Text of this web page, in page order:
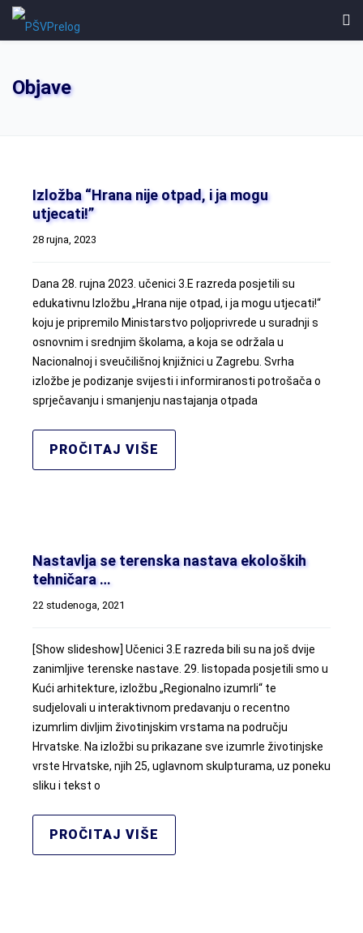
Objave
Izložba “Hrana nije otpad, i ja mogu
utjecati!”
28 rujna, 2023
Dana 28. rujna 2023. učenici 3.E razreda posjetili su
edukativnu Izložbu „Hrana nije otpad, i ja mogu utjecati!“
koju je pripremilo Ministarstvo poljoprivrede u suradnji s
osnovnim i srednjim školama, a koja se održala u
Nacionalnoj i sveučilišnoj knjižnici u Zagrebu. Svrha
izložbe je podizanje svijesti i informiranosti potrošača o
sprječavanju i smanjenju nastajanja otpada
PROČITAJ VIŠE
Nastavlja se terenska nastava ekoloških
tehničara …
22 studenoga, 2021
[Show slideshow] Učenici 3.E razreda bili su na još dvije
zanimljive terenske nastave. 29. listopada posjetili smo u
Kući arhitekture, izložbu „Regionalno izumrli“ te
sudjelovali u interaktivnom predavanju o recentno
izumrlim divljim životinjskim vrstama na području
Hrvatske. Na izložbi su prikazane sve izumrle životinjske
vrste Hrvatske, njih 25, uglavnom skulpturama, uz poneku
sliku i tekst o
PROČITAJ VIŠE